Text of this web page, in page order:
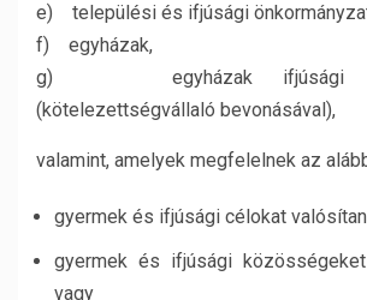
e) települési és ifjúsági
f) egyházak,
g) egyházak ifjúsági
(kötelezettségvállaló bevonásával),
valamint, amelyek megfelelnek az
gyermek és ifjúsági célokat
gyermek és ifjúsági
vagy